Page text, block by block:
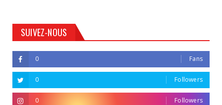
SUIVEZ-NOUS
0 Fans
0 Followers
0 Followers